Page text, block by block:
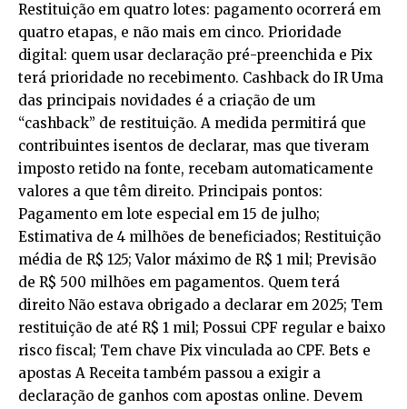
Restituição em quatro lotes: pagamento ocorrerá em
quatro etapas, e não mais em cinco. Prioridade
digital: quem usar declaração pré-preenchida e Pix
terá prioridade no recebimento. Cashback do IR Uma
das principais novidades é a criação de um
“cashback” de restituição. A medida permitirá que
contribuintes isentos de declarar, mas que tiveram
imposto retido na fonte, recebam automaticamente
valores a que têm direito. Principais pontos:
Pagamento em lote especial em 15 de julho;
Estimativa de 4 milhões de beneficiados; Restituição
média de R$ 125; Valor máximo de R$ 1 mil; Previsão
de R$ 500 milhões em pagamentos. Quem terá
direito Não estava obrigado a declarar em 2025; Tem
restituição de até R$ 1 mil; Possui CPF regular e baixo
risco fiscal; Tem chave Pix vinculada ao CPF. Bets e
apostas A Receita também passou a exigir a
declaração de ganhos com apostas online. Devem